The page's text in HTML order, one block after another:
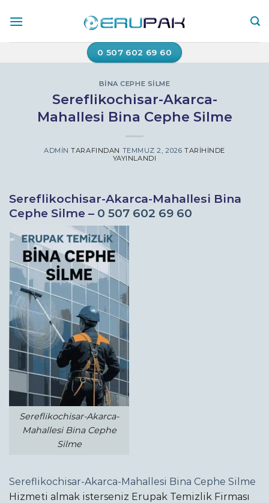
atla
0 507 602 69 60
BINA CEPHE SILME
Sereflikochisar-Akarca-
Mahallesi Bina Cephe Silme
ADMIN TARAFINDAN TEMMUZ 2, 2026 TARIHINDE
YAYINLANDI
Sereflikochisar-Akarca-Mahallesi Bina
Cephe Silme – 0 507 602 69 60
Sereflikochisar-Akarca-
Mahallesi Bina Cephe
Silme
Sereflikochisar-Akarca-Mahallesi Bina Cephe Silme
Hizmeti almak isterseniz Erupak Temizlik Firması